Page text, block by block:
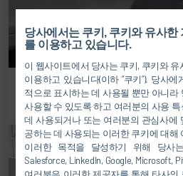
당사에서는 쿠키, 쿠키와 유사한
를 이용하고 있습니다.
이 웹사이트에서 당사는 쿠키, 쿠키와
이용하고 있습니다(이하 “쿠키”). 당사
적으로 표시하는 데 사용될 뿐만 아니
사용할 수 있도록 하고 여러분의 사용
데 사용되거나 또는 여러분의 관심사에
공하는 데 사용되는 이러한 쿠키에 대해
이러한 목적을 달성하기 위해 당사
Salesforce, LinkedIn, Google, Microsoft,
여러분은 이러한 제공자를 통해 타사의
예비 부품 및 수리